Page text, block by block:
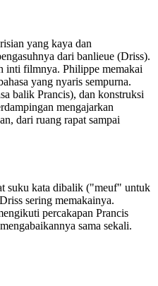
yang kaya dan
dari banlieue (Driss).
inti filmnya. Philippe memakai
yang nyaris sempurna.
balik Prancis), dan konstruksi
mengajarkan
dari ruang rapat sampai
suku kata dibalik ("meuf" untuk
sering memakainya.
percakapan Prancis
sama sekali.